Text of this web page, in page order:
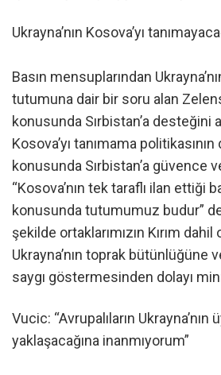
Ukrayna’nın Kosova’yı
Basın mensuplarından
tutumuna dair bir soru alan
konusunda Sırbistan’a desteğini
Kosova’yı tanımama
konusunda Sırbistan’a güvence
“Kosova’nın tek taraflı ilan ettiği
konusunda tutumumuz budur”
şekilde ortaklarımızın Kırım
Ukrayna’nın toprak bütünlüğüne
saygı göstermesinden dolayı
Vucic: “Avrupalıların
yaklaşacağına inanmıyorum”